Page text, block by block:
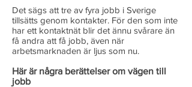
Det sägs att tre av fyra jobb i Sverige
tillsätts genom kontakter. För den som inte
har ett kontaktnät blir det ännu svårare än
få andra att få jobb, även när
arbetsmarknaden är ljus som nu.
Här är några berättelser om vägen till
jobb